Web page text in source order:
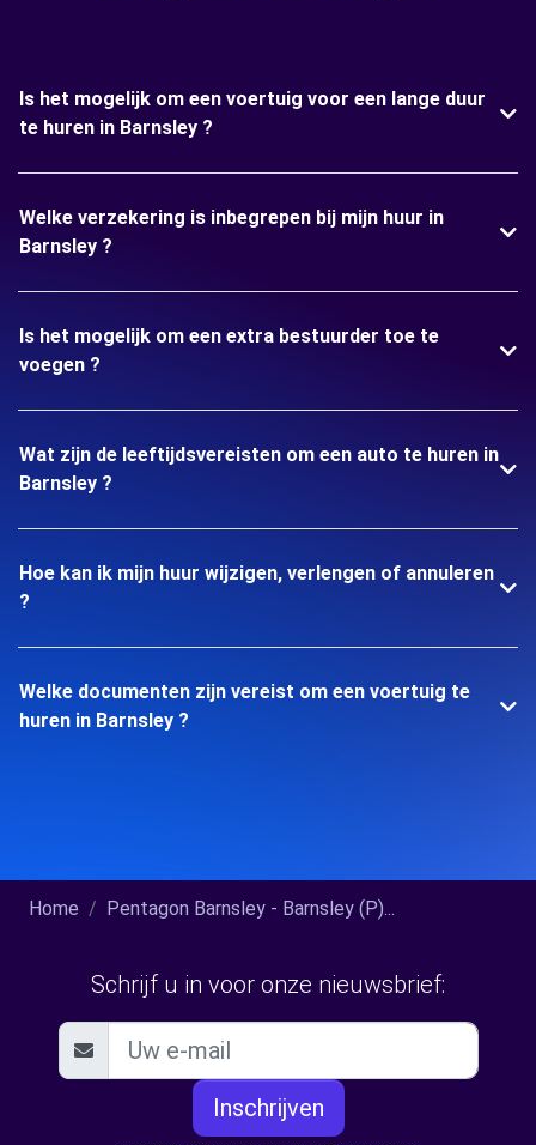
Is het mogelijk om een voertuig voor een lange duur
te huren in Barnsley ?
Welke verzekering is inbegrepen bij mijn huur in
Barnsley ?
Is het mogelijk om een extra bestuurder toe te
voegen ?
Wat zijn de leeftijdsvereisten om een auto te huren in
Barnsley ?
Hoe kan ik mijn huur wijzigen, verlengen of annuleren
?
Welke documenten zijn vereist om een voertuig te
huren in Barnsley ?
Home Pentagon Barnsley - Barnsley (P)...
Schrijf u in voor onze nieuwsbrief:
Inschrijven